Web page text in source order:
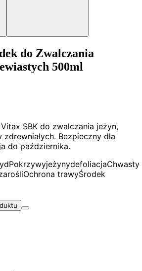
do Zwalczania
500ml
SBK do zwalczania jeżyn,
Bezpieczny dla
do października.
PokrzywyjeżynydefoliacjaChwasty
Ochrona trawyŚrodek